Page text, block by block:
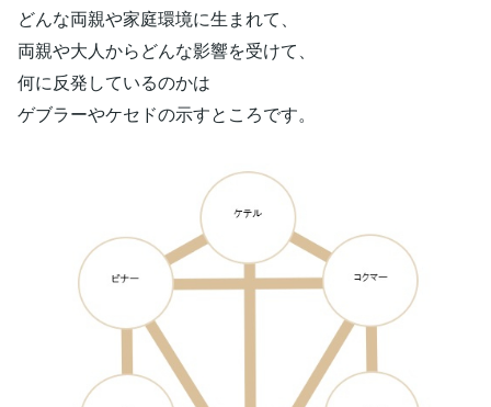
どんな両親や家庭環境に生まれて、
両親や大人からどんな影響を受けて、
何に反発しているのかは
ゲブラーやケセドの示すところです。